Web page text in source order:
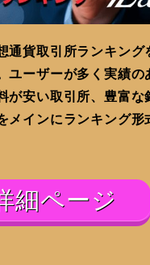
通貨取引所ランキング
ユーザーが多く実績の
が安い取引所、豊富な
メインにランキング形
細ページ